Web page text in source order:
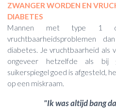
ZWANGER WORDEN EN
DIABETES
Mannen met type 1
vruchtbaarheidsproblemen
diabetes. Je vruchtbaarheid als
ongeveer hetzelfde als bij
suikerspiegel goed is afgesteld,
op een miskraam.
"Ik was altijd bang